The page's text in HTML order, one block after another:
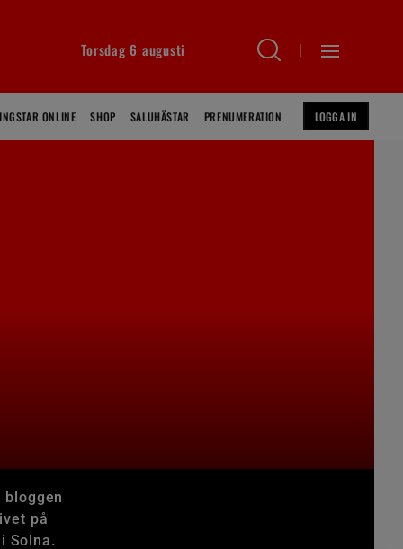
Torsdag 6 augusti
ONLINE SHOP SALUHÄSTAR PRENUMERATION LOGGA IN
på
Solna.